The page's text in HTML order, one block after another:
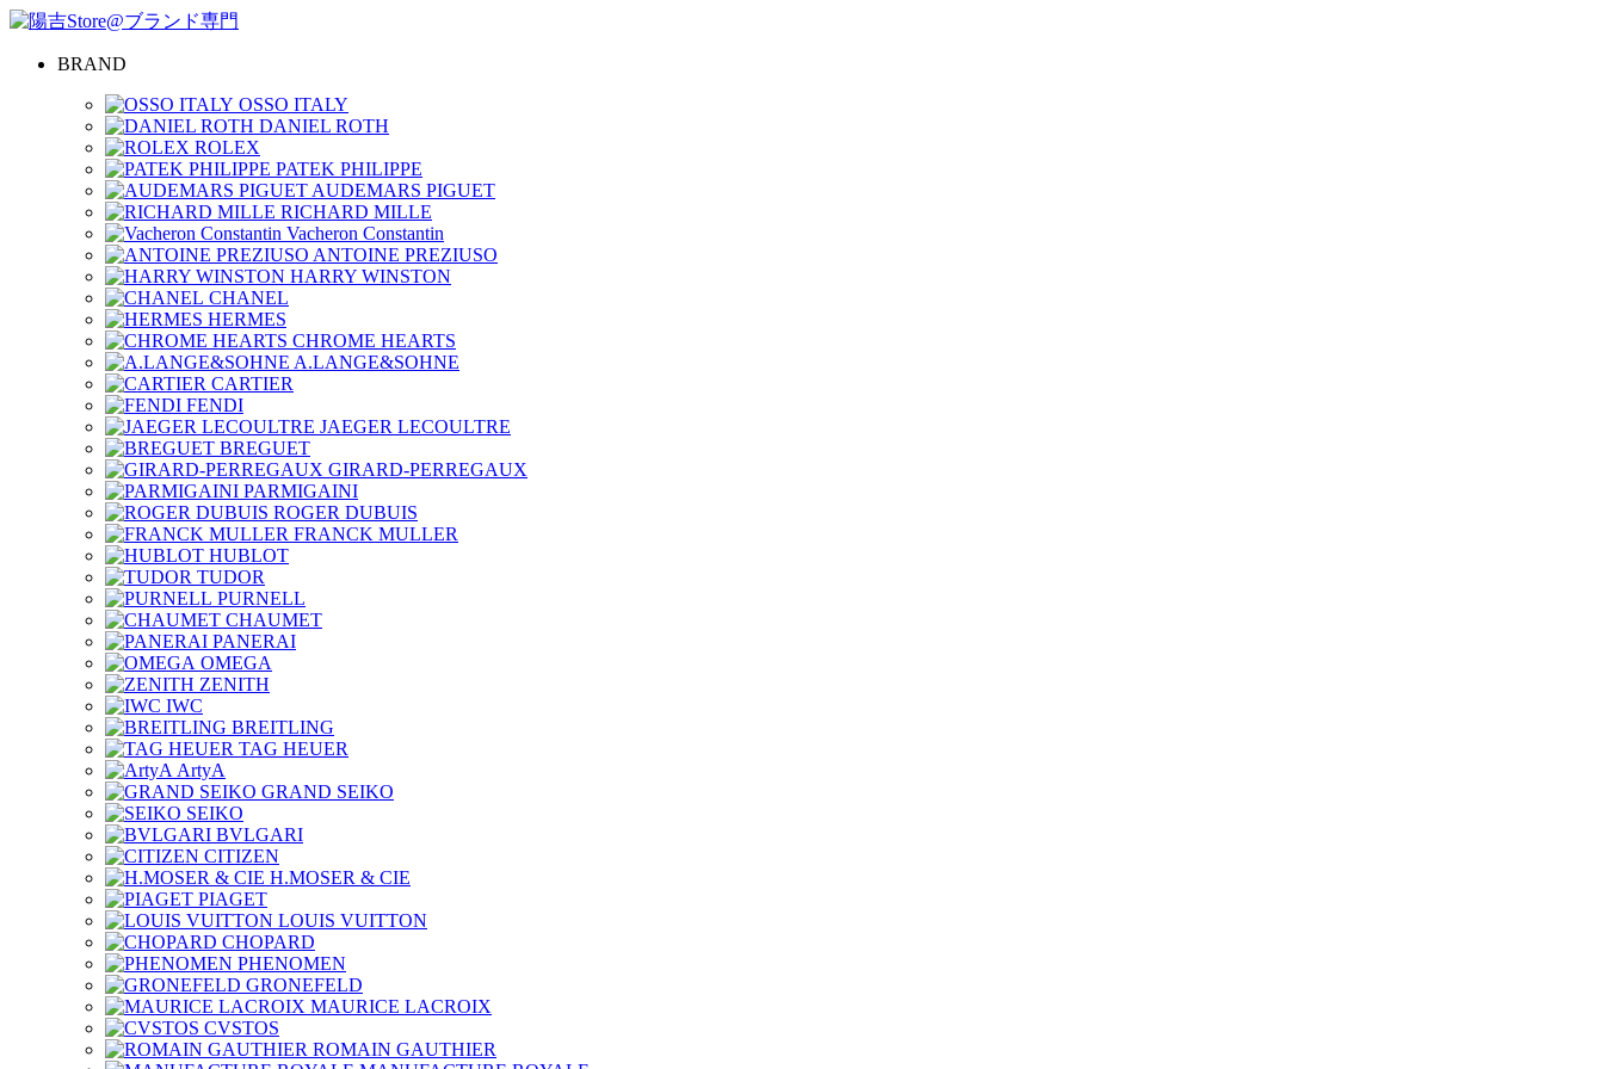
BRAND
OSSO ITALY
DANIEL ROTH
ROLEX
PATEK PHILIPPE
AUDEMARS PIGUET
RICHARD MILLE
Vacheron Constantin
ANTOINE PREZIUSO
HARRY WINSTON
CHANEL
HERMES
CHROME HEARTS
A.LANGE&SOHNE
CARTIER
FENDI
JAEGER LECOULTRE
BREGUET
GIRARD-PERREGAUX
PARMIGAINI
ROGER DUBUIS
FRANCK MULLER
HUBLOT
TUDOR
PURNELL
CHAUMET
PANERAI
OMEGA
ZENITH
IWC
BREITLING
TAG HEUER
ArtyA
GRAND SEIKO
SEIKO
BVLGARI
CITIZEN
H.MOSER & CIE
PIAGET
LOUIS VUITTON
CHOPARD
PHENOMEN
GRONEFELD
MAURICE LACROIX
CVSTOS
ROMAIN GAUTHIER